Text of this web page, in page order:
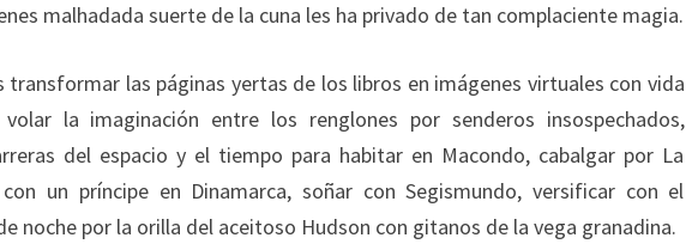
malhadada suerte de la cuna les ha privado de tan complaciente magia.
transformar las páginas yertas de los libros en imágenes virtuales con vida
volar la imaginación entre los renglones por senderos insospechados,
del espacio y el tiempo para habitar en Macondo, cabalgar por La
con un príncipe en Dinamarca, soñar con Segismundo, versificar con el
noche por la orilla del aceitoso Hudson con gitanos de la vega granadina.